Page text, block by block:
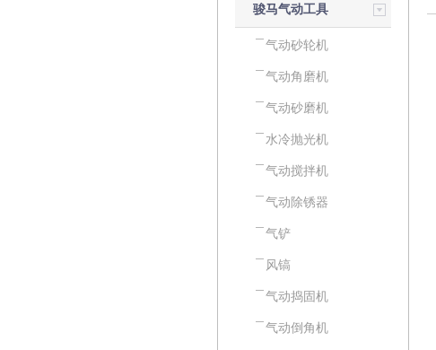
骏马气动工具
气动砂轮机
气动角磨机
气动砂磨机
水冷抛光机
气动搅拌机
气动除锈器
气铲
风镐
气动捣固机
气动倒角机